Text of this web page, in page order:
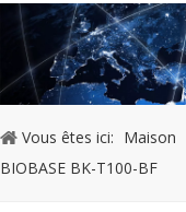
Vous êtes ici: Maison
BIOBASE BK-T100-BF